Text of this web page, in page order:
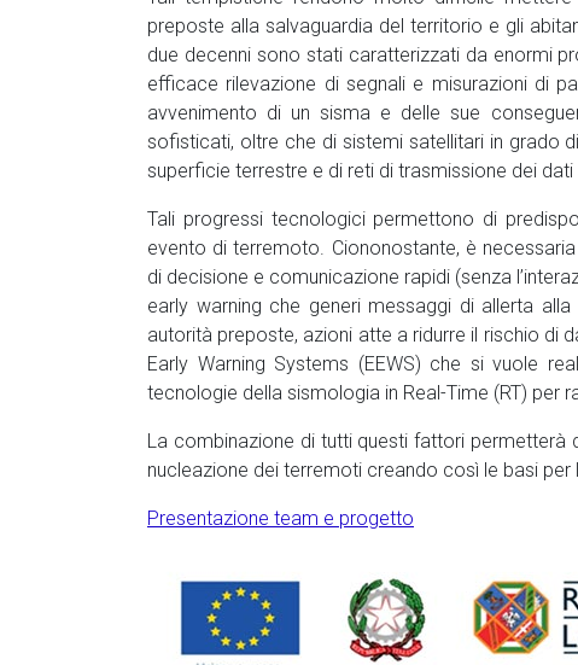
preposte alla salvaguardia del territorio e gli
due decenni sono stati caratterizzati da enormi
efficace rilevazione di segnali e misurazioni di
avvenimento di un sisma e delle sue
sofisticati, oltre che di sistemi satellitari in grado
superficie terrestre e di reti di trasmissione dei
Tali progressi tecnologici permettono di
evento di terremoto. Ciononostante, è
di decisione e comunicazione rapidi (senza
early warning che generi messaggi di allerta
autorità preposte, azioni atte a ridurre il rischio di
Early Warning Systems (EEWS) che si vuole
tecnologie della sismologia in Real-Time (RT) per
La combinazione di tutti questi fattori
nucleazione dei terremoti creando così le basi per
Presentazione team e progetto